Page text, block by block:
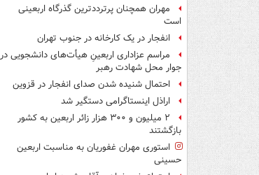
مهران همچنان پرترددترین گذرگاه اربعینی
است
انفجار در یک کارخانه در جنوب تهران
مراسم عزاداری اربعینِ هیأت‌های دانشجویی در
جوار محل شهادت رهبر
احتمال شنیده شدن صدای انفجار در قزوین
اراذل اینستاگرامی دستگیر شد
۲ میلیون و ۳۰۰ هزار زائر اربعین به کشور
بازگشتند
استوری مهران غفوریان به مناسبت اربعین
حسینی